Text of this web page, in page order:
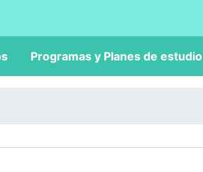
Programas y Planes de estudio